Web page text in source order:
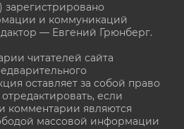
зарегистрировано
и коммуникаций
— Евгений Грюнберг.
читателей сайта
оставляет за собой право
если
комментарии являются
массовой информации